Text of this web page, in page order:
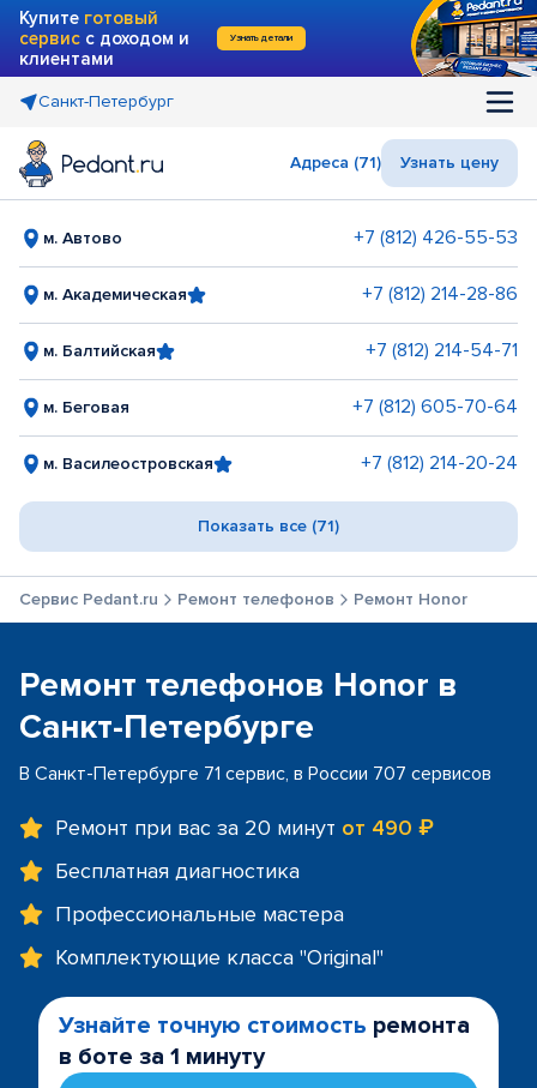
Купите готовый
сервис с доходом и
клиентами
Узнать детали
Санкт-Петербург
Адреса (71) Узнать цену
м. Автово +7 (812) 426-55-53
м. Академическая +7 (812) 214-28-86
м. Балтийская +7 (812) 214-54-71
м. Беговая +7 (812) 605-70-64
м. Василеостровская +7 (812) 214-20-24
Показать все (71)
Сервис Pedant.ru Ремонт телефонов Ремонт Honor
Ремонт телефонов Honor в
Санкт-Петербурге
В Санкт-Петербурге 71 сервис, в России 707 сервисов
Ремонт при вас за 20 минут от 490 ₽
Бесплатная диагностика
Профессиональные мастера
Комплектующие класса "Original"
Узнайте точную стоимость ремонта
в боте за 1 минуту